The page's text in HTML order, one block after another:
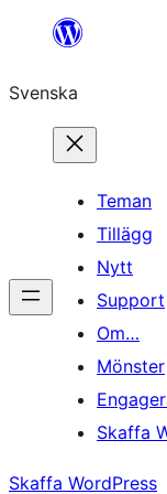
Hoppa
innehåll
Svenska
Teman
Tillägg
Nytt
Support
Om…
Mönster
Skaffa
Skaffa WordPress